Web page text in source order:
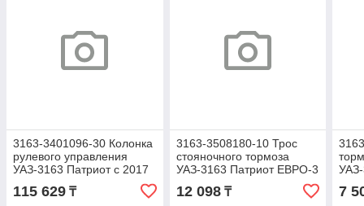
3163-3401096-30 Колонка
рулевого управления
УАЗ-3163 Патриот с 2017
115 629 ₸
3163-3508180-10 Трос
стояночного тормоза
УАЗ-3163 Патриот ЕВРО-3
рестайлинг 2017г. правый
12 098₸ 7